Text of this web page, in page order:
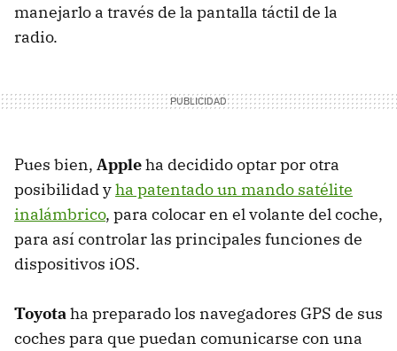
manejarlo a través de la pantalla táctil de la
radio.
Pues bien, Appleha decidido optar por otra
posibilidad yha patentado un mando satélite
inalámbrico, para colocar en el volante del coche,
para así controlar las principales funciones de
dispositivos iOS.
Toyota ha preparado los navegadores GPS de sus
coches para que puedan comunicarse con una